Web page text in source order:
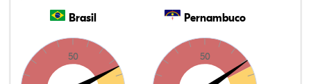
Brasil
50
Pernambuco
50